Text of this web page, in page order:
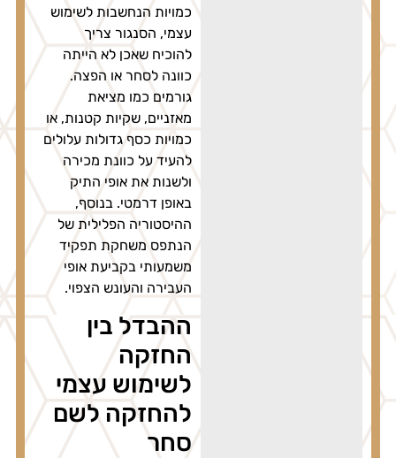
כמויות הנחשבות לשימוש
עצמי, הסנגור צריך
להוכיח שאכן לא הייתה
כוונה לסחר או הפצה.
גורמים כמו מציאת
מאזניים, שקיות קטנות, או
כמויות כסף גדולות עלולים
להעיד על כוונת מכירה
ולשנות את אופי התיק
באופן דרמטי. בנוסף,
ההיסטוריה הפלילית של
הנתפס משחקת תפקיד
משמעותי בקביעת אופי
העבירה והעונש הצפוי.
ההבדל בין
החזקה
לשימוש עצמי
להחזקה לשם
סחר